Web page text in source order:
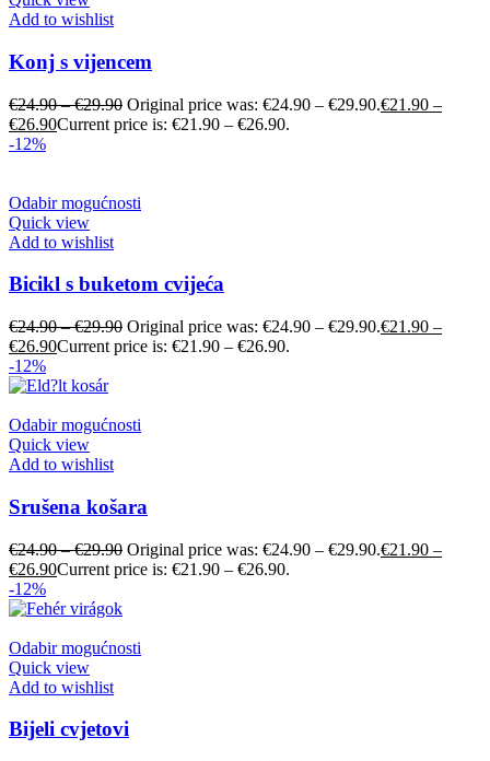
Add to wishlist
Konj s vijencem
€24.90–€29.90 Original price was: €24.90 – €29.90.€21.90 –
€26.90Current price is: €21.90 – €26.90.
-12%
Odabir mogućnosti
Quick view
Add to wishlist
Bicikl s buketom cvijeća
€24.90–€29.90 Original price was: €24.90 – €29.90.€21.90 –
€26.90Current price is: €21.90 – €26.90.
-12%
Odabir mogućnosti
Quick view
Add to wishlist
Srušena košara
€24.90–€29.90 Original price was: €24.90 – €29.90.€21.90 –
€26.90Current price is: €21.90 – €26.90.
-12%
Odabir mogućnosti
Quick view
Add to wishlist
Bijeli cvjetovi